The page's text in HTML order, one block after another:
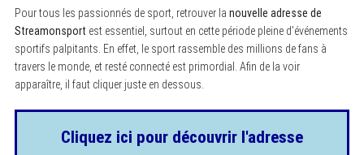
Pour tous les passionnés de sport, retrouver la nouvelle adresse de
Streamonsport est essentiel, surtout en cette période pleine d’événements
sportifs palpitants. En effet, le sport rassemble des millions de fans à
travers le monde, et resté connecté est primordial. Afin de la voir
apparaître, il faut cliquer juste en dessous.
Cliquez ici pour découvrir l'adresse